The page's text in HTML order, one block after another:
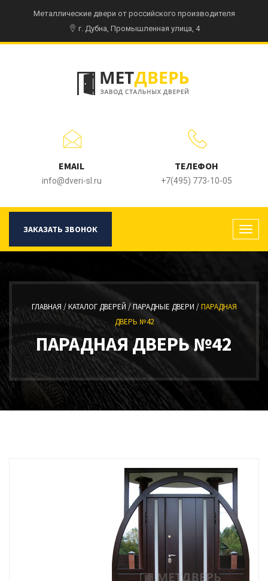
Металлические двери от российского производителя
г. Дубна, Промышленная улица, 4
EMAIL
info@dveri-sl.ru
ТЕЛЕФОН
+7(495) 773-10-05
ЗАКАЗАТЬ ЗВОНОК
ГЛАВНАЯ /КАТАЛОГ ДВЕРЕЙ /ПАРАДНЫЕ ДВЕРИ /ПАРАДНАЯ
ДВЕРЬ №42
ПАРАДНАЯ ДВЕРЬ №42